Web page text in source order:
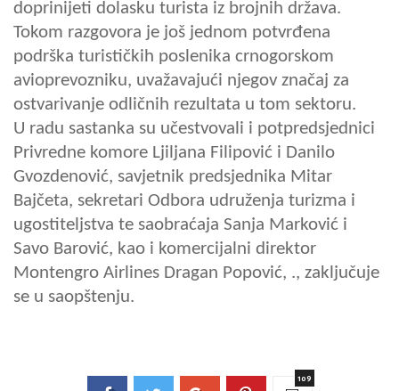
doprinijeti dolasku turista iz brojnih država.
Tokom razgovora je još jednom potvrđena
podrška turističkih poslenika crnogorskom
avioprevozniku, uvažavajući njegov značaj za
ostvarivanje odličnih rezultata u tom sektoru.
U radu sastanka su učestvovali i potpredsjednici
Privredne komore Ljiljana Filipović i Danilo
Gvozdenović, savjetnik predsjednika Mitar
Bajčeta, sekretari Odbora udruženja turizma i
ugostiteljstva te saobraćaja Sanja Marković i
Savo Barović, kao i komercijalni direktor
Montengro Airlines Dragan Popović, ., zaključuje
se u saopštenju.
109